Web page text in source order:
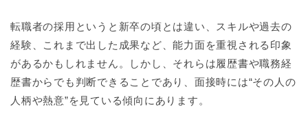
転職者の採用というと新卒の頃とは違い、スキルや過去の
経験、これまで出した成果など、能力面を重視される印象
があるかもしれません。しかし、それらは履歴書や職務経
歴書からでも判断できることであり、面接時には“その人の
人柄や熱意”を見ている傾向にあります。